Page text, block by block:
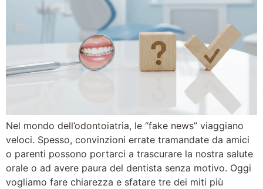
Nel mondo dell’odontoiatria, le “fake news” viaggiano
veloci. Spesso, convinzioni errate tramandate da amici
o parenti possono portarci a trascurare la nostra salute
orale o ad avere paura del dentista senza motivo. Oggi
vogliamo fare chiarezza e sfatare tre dei miti più